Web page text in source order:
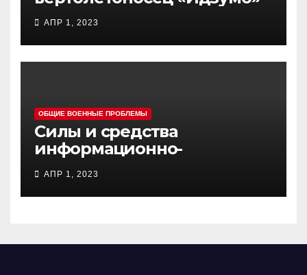
АПР 1, 2023
ОБЩИЕ ВОЕННЫЕ ПРОБЛЕМЫ
Силы и средства
информационно-
психологических операций
вооруженных сил Украины
АПР 1, 2023